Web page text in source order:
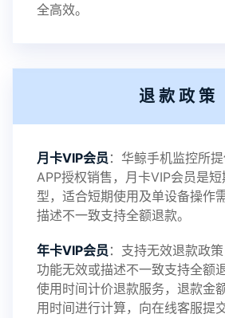
全高效。
退款政策
月卡VIP会员 ：华鲸手机监控所
APP授权销售，月卡VIP会员是
型，适合短期使用及单设备操作
描述不一致支持全额退款。
年卡VIP会员 ：支持无效退款政
功能无效或描述不一致支持全额
使用时间计价退款服务，退款金
用时间进行计算，向在线客服提